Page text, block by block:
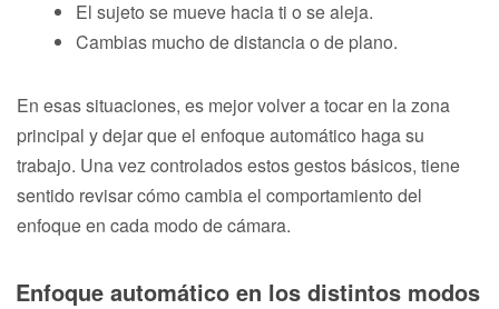
El sujeto se mueve hacia ti o se aleja.
Cambias mucho de distancia o de plano.
En esas situaciones, es mejor volver a tocar en la zona
principal y dejar que el enfoque automático haga su
trabajo. Una vez controlados estos gestos básicos, tiene
sentido revisar cómo cambia el comportamiento del
enfoque en cada modo de cámara.
Enfoque automático en los distintos modos